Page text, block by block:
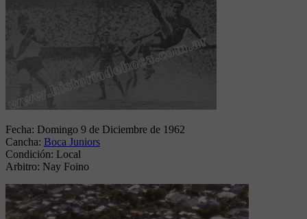
Fecha: Domingo 9 de Diciembre de 1962
Cancha: Boca Juniors
Condición: Local
Arbitro: Nay Foino